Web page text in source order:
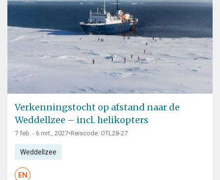
Verkenningstocht op afstand naar de
Weddellzee – incl. helikopters
7 feb. - 6 mrt., 2027•Reiscode: OTL28-27
Weddellzee
EN